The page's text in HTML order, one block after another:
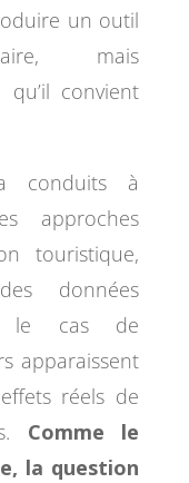
un outil
mais
qu’il convient
conduits à
approches
touristique,
données
le cas de
apparaissent
réels de
Comme le
la question